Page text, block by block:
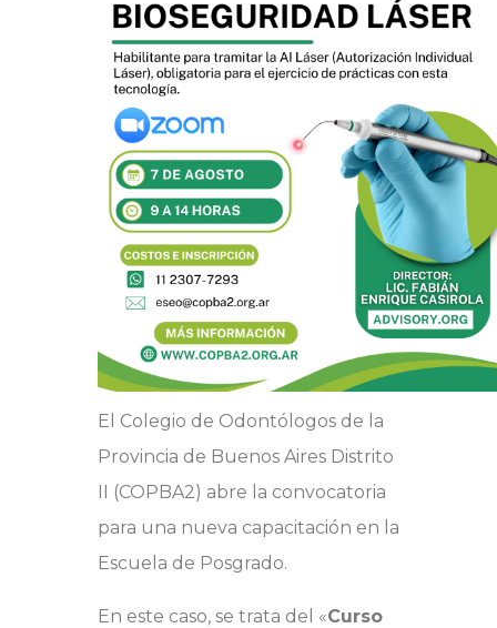
El Colegio de Odontólogos de la
Provincia de Buenos Aires Distrito
II (COPBA2) abre la convocatoria
para una nueva capacitación en la
Escuela de Posgrado.
En este caso, se trata del «Curso